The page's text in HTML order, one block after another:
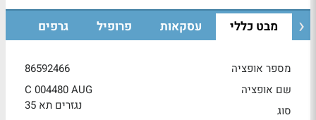
מבט כללי עסקאות פרופיל גרפים
מספר אופציה
86592466
שם אופציה
C 004480 AUG
סוג
נגזרים תא 35